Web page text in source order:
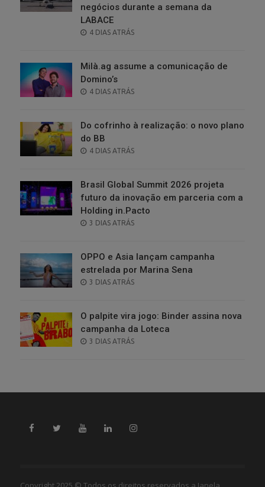
negócios durante a semana da
LABACE
POSTED
4 DIAS ATRÁS
Milà.ag assume a comunicação de
Domino’s
POSTED
4 DIAS ATRÁS
Do cofrinho à realização: o novo plano
do BB
POSTED
4 DIAS ATRÁS
Brasil Global Summit 2026 projeta
futuro da inovação em parceria com a
Holding in.Pacto
POSTED
3 DIAS ATRÁS
OPPO e Asia lançam campanha
estrelada por Marina Sena
POSTED
3 DIAS ATRÁS
O palpite vira jogo: Binder assina nova
campanha da Loteca
POSTED
3 DIAS ATRÁS